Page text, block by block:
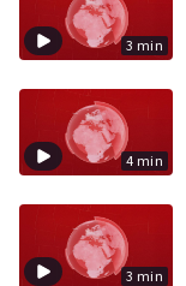
3 min
4 min
3 min